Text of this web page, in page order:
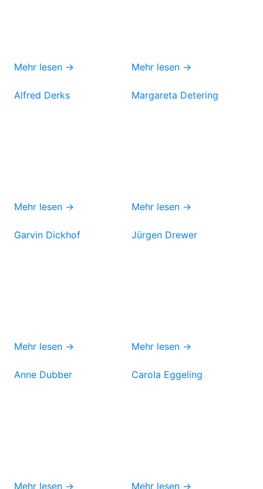
Mehr lesen → Mehr lesen →
Alfred Derks
Mehr lesen →
Margareta Detering
Mehr lesen →
Garvin Dickhof
Mehr lesen →
Jürgen Drewer
Mehr lesen →
Anne Dubber
Mehr lesen →
Carola Eggeling
Mehr lesen →